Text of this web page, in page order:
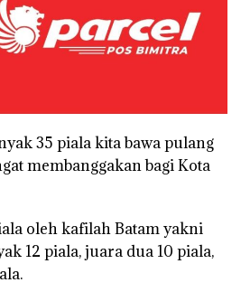
35 piala kita bawa pulang
membanggakan bagi Kota
oleh kafilah Batam yakni
12 piala, juara dua 10 piala,